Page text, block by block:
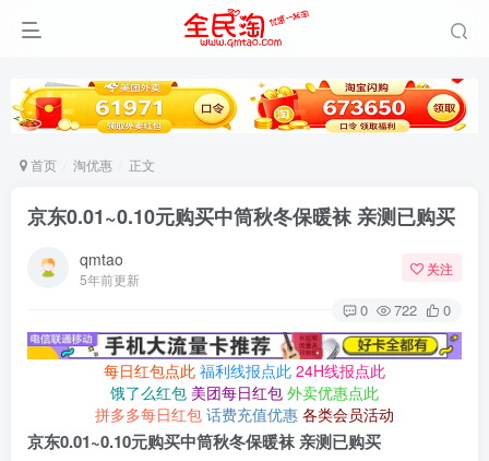
首页 淘优惠 正文
京东0.01~0.10元购买中筒秋冬保暖袜 亲测已购买
qmtao
5年前更新
关注
0 722 0
每日红包点此 福利线报点此 24H线报点此
饿了么红包 美团每日红包 外卖优惠点此
拼多多每日红包 话费充值优惠 各类会员活动
京东0.01~0.10元购买中筒秋冬保暖袜 亲测已购买